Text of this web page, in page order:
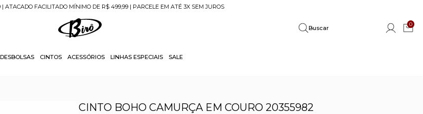
| ATACADO FACILITADO MÍNIMO DE R$ 499,99 | PARCELE EM ATÉ 3X SEM JUROS
0
BOLSAS CINTOS ACESSÓRIOS LINHAS ESPECIAIS SALE
CINTO BOHO CAMURÇA EM COURO 20355982